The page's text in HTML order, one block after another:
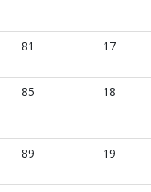
81 17
85 18
89 19